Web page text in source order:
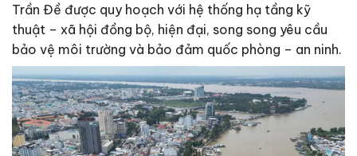
Trần Đề được quy hoạch với hệ thống hạ tầng kỹ
thuật – xã hội đồng bộ, hiện đại, song song yêu cầu
bảo vệ môi trường và bảo đảm quốc phòng – an ninh.